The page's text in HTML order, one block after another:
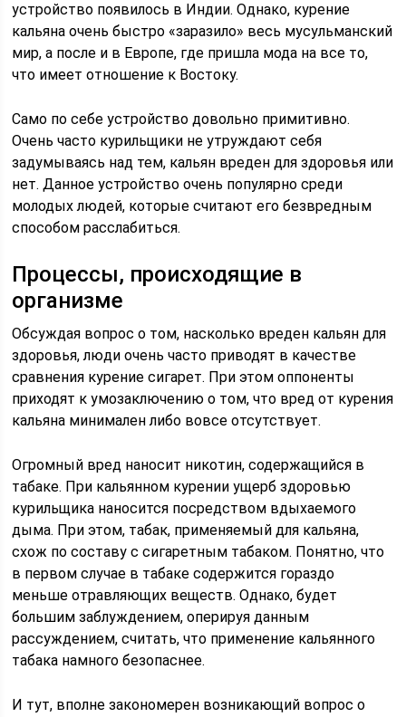
устройство появилось в Индии. Однако, курение
кальяна очень быстро «заразило» весь мусульманский
мир, а после и в Европе, где пришла мода на все то,
что имеет отношение к Востоку.
Само по себе устройство довольно примитивно.
Очень часто курильщики не утруждают себя
задумываясь над тем, кальян вреден для здоровья или
нет. Данное устройство очень популярно среди
молодых людей, которые считают его безвредным
способом расслабиться.
Процессы, происходящие в
организме
Обсуждая вопрос о том, насколько вреден кальян для
здоровья, люди очень часто приводят в качестве
сравнения курение сигарет. При этом оппоненты
приходят к умозаключению о том, что вред от курения
кальяна минимален либо вовсе отсутствует.
Огромный вред наносит никотин, содержащийся в
табаке. При кальянном курении ущерб здоровью
курильщика наносится посредством вдыхаемого
дыма. При этом, табак, применяемый для кальяна,
схож по составу с сигаретным табаком. Понятно, что
в первом случае в табаке содержится гораздо
меньше отравляющих веществ. Однако, будет
большим заблуждением, оперируя данным
рассуждением, считать, что применение кальянного
табака намного безопаснее.
И тут, вполне закономерен возникающий вопрос о